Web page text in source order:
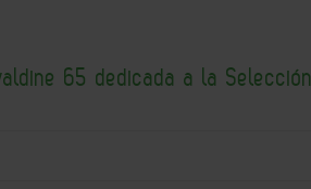
65 dedicada a la Selección